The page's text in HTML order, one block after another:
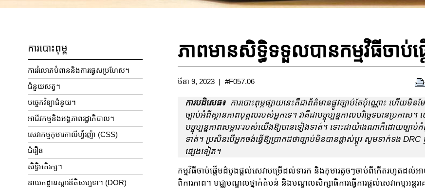
ការបោះពុម្ព
ការរំលោភបំពាននិងការធ្វេសប្រហែស។
ជំនួយសត្វ។
បច្ចេកវិទ្យាជំនួយ។
អាជីវកម្មនិងអង្គភាពរដ្ឋាភិបាល។
សេវាកម្មកុមារកាលីហ្វ័រញ៉ា (CSS)
ជំរឿន
សិទ្ធិអភិរក្ស។
នាយកដ្ឋានស្តារនីតិសម្បទា។ (DOR)
ភាពមានសិទ្ធិទទួលបានកម្មវិធីចាប់ផ្
មីនា 9, 2023 #F057.06
ការបដិសេធ៖ការបោះពុម្ភផ្សាយនេះគឺជាព័ត៌មានផ្លូវច្បាប់តែប៉ុណ្ណោះ ហើយមិនមែ
ច្បាប់អំពីស្ថានភាពបុគ្គលរបស់អ្នកទេ។ វា​គឺ​ជា​បច្ចុប្បន្ន​កាល​បរិច្ឆេទ​បាន​ប្រកាស។
បច្ចុប្បន្នភាពសម្ភារៈរបស់យើងឱ្យបានទៀងទាត់។ ទោះជាយ៉ាងណាក៏ដោយច្បាប់កំ
ទាត់។ ប្រសិនបើអ្នកចង់ធ្វើឱ្យប្រាកដថាច្បាប់មិនបានផ្លាស់ប្តូរ សូមទាក់ទង
ផ្សេងទៀត។
កម្មវិធីចាប់ផ្តើមដំបូងផ្តល់សេវាបម្រើដល់ទារក និងកុមារតូចៗចាប់ពីកើតរហូតដល់
ពិការភាព។ មជ្ឈមណ្ឌលថ្នាក់តំបន់ និងមណ្ឌលសិក្សាធិការធ្វើការផ្តល់សេវាកម្មអន្តរ